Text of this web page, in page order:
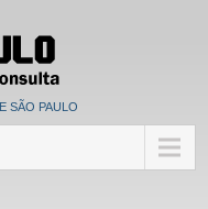
SÃO PAULO